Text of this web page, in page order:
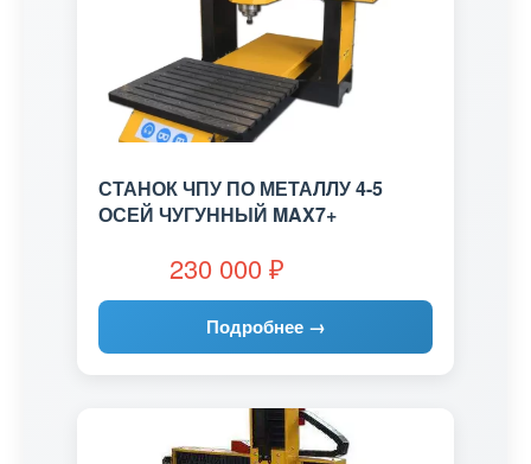
СТАНОК ЧПУ ПО МЕТАЛЛУ 4-5
ОСЕЙ ЧУГУННЫЙ MAX7+
230 000 ₽
Подробнее →